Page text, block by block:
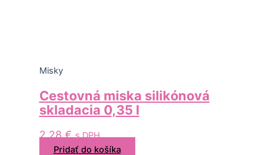
Misky
Cestovná miska silikónová
skladacia 0,35 l
2,28€ s DPH
Pridať do košíka